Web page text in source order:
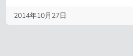
2014年10月27日